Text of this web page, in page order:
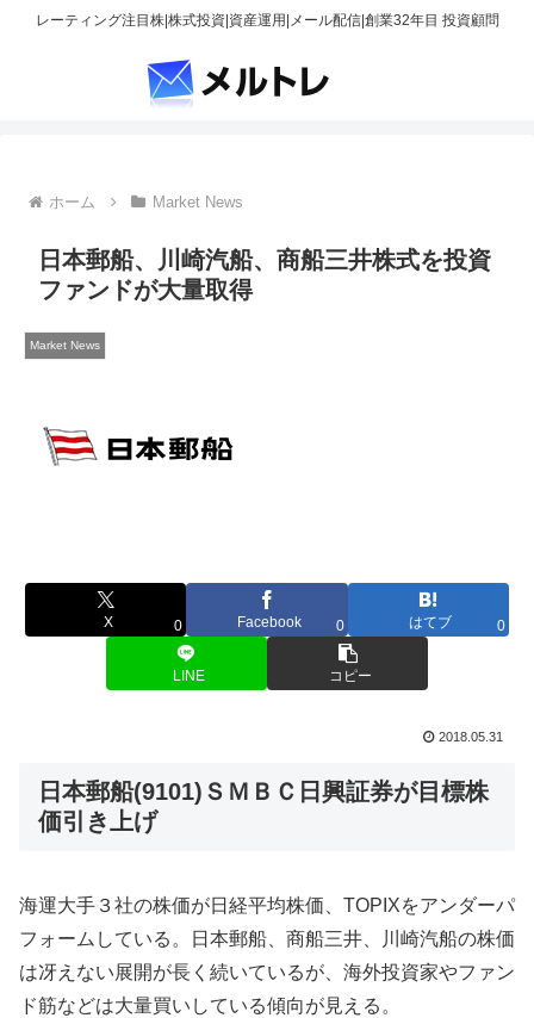
レーティング注目株|株式投資|資産運用|メール配信|創業32年目 投資顧問
ホーム Market News
日本郵船、川崎汽船、商船三井株式を投資
ファンドが大量取得
Market News
X 0 Facebook 0 はてブ 0
LINE コピー
2018.05.31
日本郵船(9101)ＳＭＢＣ日興証券が目標株
価引き上げ
海運大手３社の株価が日経平均株価、TOPIXをアンダーパ
フォームしている。日本郵船、商船三井、川崎汽船の株価
は冴えない展開が長く続いているが、海外投資家やファン
ド筋などは大量買いしている傾向が見える。